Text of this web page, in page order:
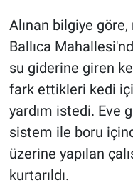
Alınan bilgiye
Ballıca
su giderine giren
fark ettikleri kedi
yardım istedi. Eve
sistem ile boru
üzerine yapılan
kurtarıldı.